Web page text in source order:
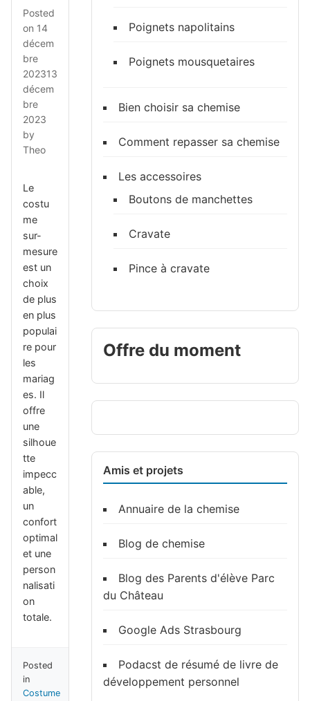
Posted
on 14
décem
bre
202313
décem
bre
2023
by
Theo
Le
costu
me
sur-
mesure
est un
choix
de plus
en plus
populai
re pour
les
mariag
es. Il
offre
une
silhoue
tte
impecc
able,
un
confort
optimal
et une
person
nalisati
on
totale.
Posted
in
Costume
Poignets napolitains
Poignets mousquetaires
Bien choisir sa chemise
Comment repasser sa chemise
Les accessoires
Boutons de manchettes
Cravate
Pince à cravate
Offre du moment
Amis et projets
Annuaire de la chemise
Blog de chemise
Blog des Parents d'élève Parc
du Château
Google Ads Strasbourg
Podacst de résumé de livre de
développement personnel